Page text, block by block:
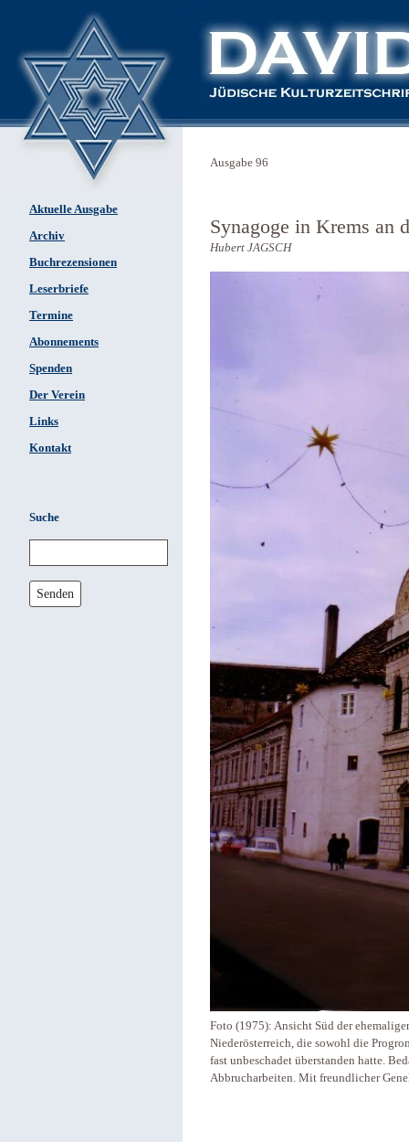
Aktuelle Ausgabe
Archiv
Buchrezensionen
Leserbriefe
Termine
Abonnements
Spenden
Der Verein
Links
Kontakt
Suche
Senden
Ausgabe 96
Synagoge in Krems an
Hubert JAGSCH
Foto (1975): Ansicht Süd der
Niederösterreich, die sowohl die
fast unbeschadet überstanden hatte.
Abbrucharbeiten. Mit freundlicher